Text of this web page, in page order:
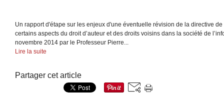
Un rapport d'étape sur les enjeux d'une éventuelle révision de la directive
certains aspects du droit d’auteur et des droits voisins dans la société de
novembre 2014 par le Professeur Pierre...
Lire la suite
Partager cet article